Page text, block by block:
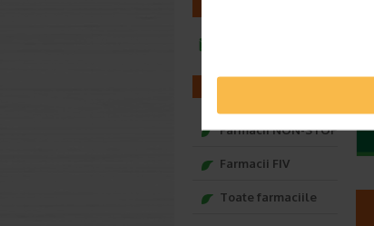
Farmacii NON-STOP
Farmacii FIV
Toate farmaciile